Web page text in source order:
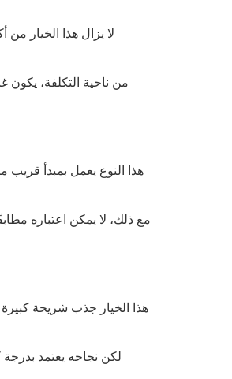
لا يزال هذا الخيار
من ناحية التكلفة، يكون
هذا النوع يعمل بمبدأ قريب
مع ذلك، لا يمكن اعتباره
هذا الخيار جذب شريحة
لكن نجاحه يعتمد بدرجة